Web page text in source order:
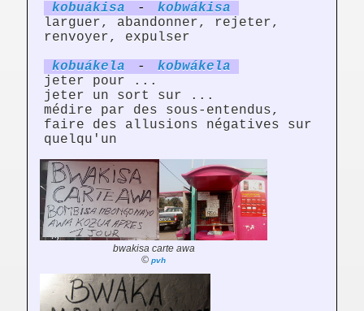
kobuákisa - kobwákisa
larguer, abandonner, rejeter,
renvoyer, expulser
kobuákela - kobwákela
jeter pour ...
jeter un sort sur ...
médire par des sous-entendus,
faire des allusions négatives sur
quelqu'un
bwakisa carte awa
© pvh